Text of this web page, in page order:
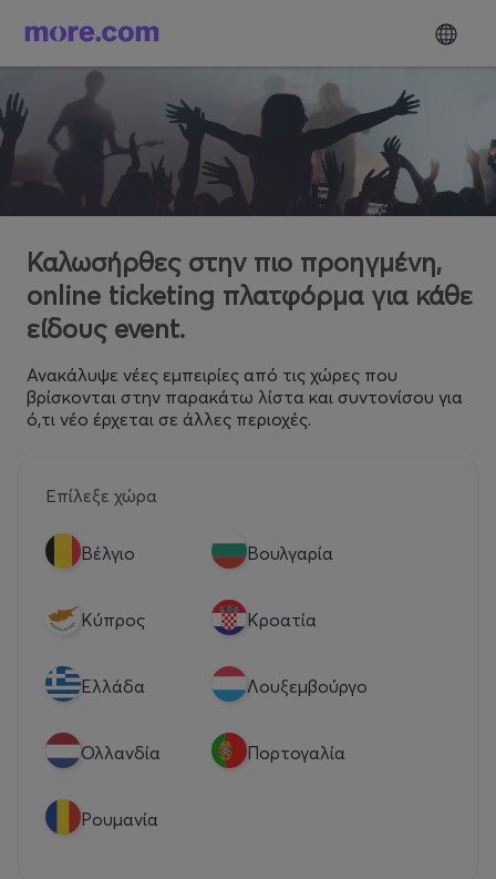
Καλωσήρθες στην πιο προηγμένη,
online ticketing πλατφόρμα για κάθε
είδους event.
Ανακάλυψε νέες εμπειρίες από τις χώρες που
βρίσκονται στην παρακάτω λίστα και συντονίσου για
ό,τι νέο έρχεται σε άλλες περιοχές.
Επίλεξε χώρα
Βέλγιο Βουλγαρία
Κύπρος Κροατία
Eλλάδα Λουξεμβούργο
Ολλανδία Πορτογαλία
Ρουμανία